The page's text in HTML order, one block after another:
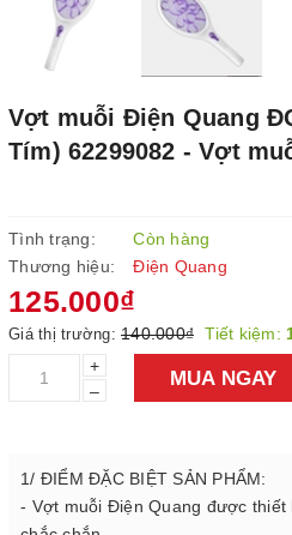
Vợt muỗi Điện Quang
Tím) 62299082 - Vợt
Tình trạng:
Còn hàng
Thương hiệu:
Điện Quang
125.000₫
Giá thị trường: 140.000₫ Tiết kiệm:
+
–
MUA NGAY
1/ ĐIỂM ĐẶC BIỆT SẢN PHẨM:
- Vợt muỗi Điện Quang được thiết